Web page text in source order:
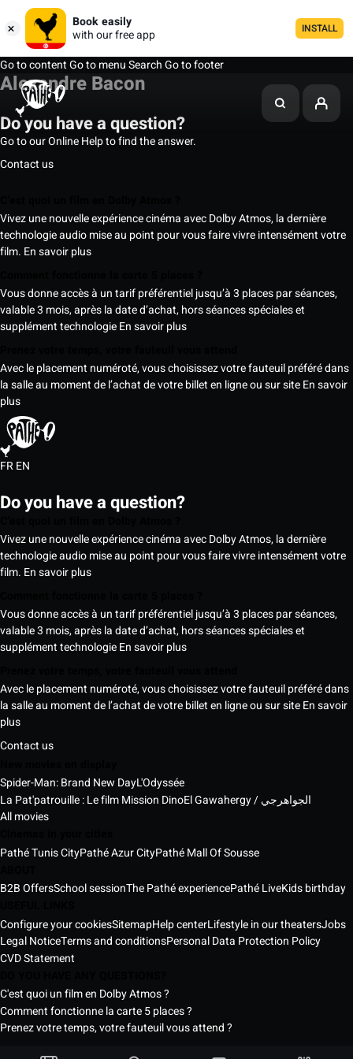
Book easily
with our free app
INSTALL
Go to contentGo to menuSearchGo to footer
Alexandre Bacon
Do you have a question?
Go to our Online Help to find the answer.
Contact us
Vivez une nouvelle expérience cinéma avec Dolby Atmos, la dernière
technologie audio mise au point pour vous faire vivre intensément votre
film. En savoir plus
Vous donne accès à un tarif préférentiel jusqu’à 3 places par séances,
valable 3 mois, après la date d’achat, hors séances spéciales et
supplément technologieEn savoir plus
Avec le placement numéroté, vous choisissez votre fauteuil préféré dans
la salle au moment de l’achat de votre billet en ligne ou sur siteEn savoir
plus
FREN
Do you have a question?
Vivez une nouvelle expérience cinéma avec Dolby Atmos, la dernière
technologie audio mise au point pour vous faire vivre intensément votre
film. En savoir plus
Vous donne accès à un tarif préférentiel jusqu’à 3 places par séances,
valable 3 mois, après la date d’achat, hors séances spéciales et
supplément technologieEn savoir plus
Avec le placement numéroté, vous choisissez votre fauteuil préféré dans
la salle au moment de l’achat de votre billet en ligne ou sur siteEn savoir
plus
Contact us
Spider-Man: Brand New DayL'Odyssée
La Pat'patrouille : Le film Mission Dino
El Gawahergy / الجواهرجي
All movies
Pathé Tunis CityPathé Azur CityPathé Mall Of Sousse
B2B OffersSchool sessionThe Pathé experiencePathé LiveKids birthday
Configure your cookiesSitemapHelp centerLifestyle in our theatersJobs
Legal NoticeTerms and conditionsPersonal Data Protection Policy
CVD Statement
C'est quoi un film en Dolby Atmos ?
Comment fonctionne la carte 5 places ?
Prenez votre temps, votre fauteuil vous attend ?